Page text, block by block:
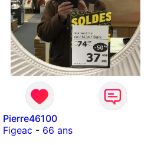
Pierre46100
Figeac - 66 ans